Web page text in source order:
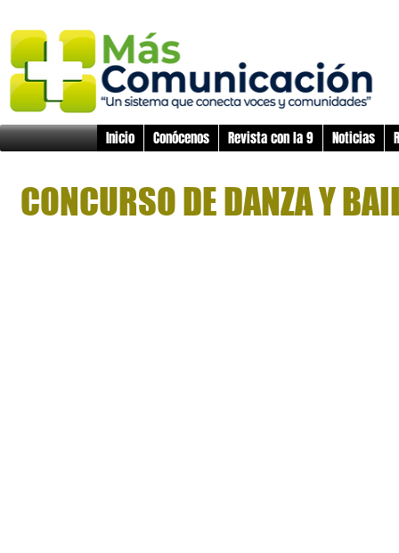
Inicio Conócenos Revista con la 9 Noticias
CONCURSO DE DANZA Y